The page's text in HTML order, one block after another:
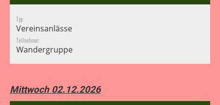
Typ
Vereinsanlässe
Teilnehmer
Wandergruppe
Mittwoch 02.12.2026